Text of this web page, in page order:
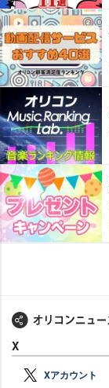
X
Xアカウント